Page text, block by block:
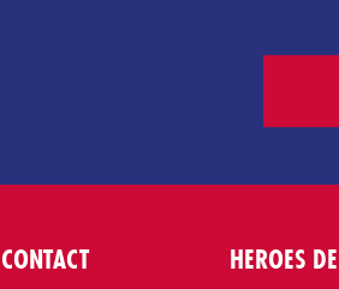
CONTACT HEROES